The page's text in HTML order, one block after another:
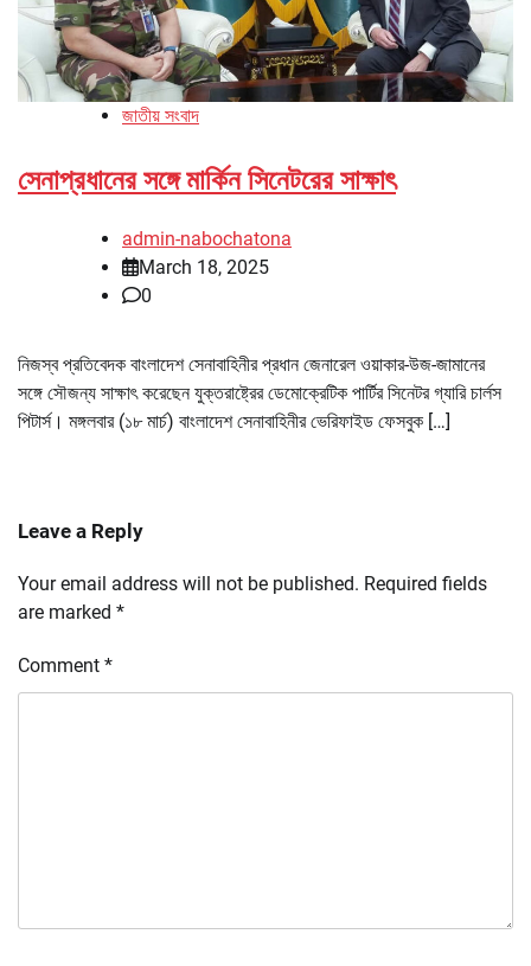
জাতীয় সংবাদ
সেনাপ্রধানের সঙ্গে মার্কিন সিনেটরের সাক্ষাৎ
admin-nabochatona
March 18, 2025
0
নিজস্ব প্রতিবেদক বাংলাদেশ সেনাবাহিনীর প্রধান জেনারেল ওয়াকার-উজ-জামানের
সঙ্গে সৌজন্য সাক্ষাৎ করেছেন যুক্তরাষ্ট্রের ডেমোক্রেটিক পার্টির সিনেটর গ্যারি চার্লস
পিটার্স। মঙ্গলবার (১৮ মার্চ) বাংলাদেশ সেনাবাহিনীর ভেরিফাইড ফেসবুক […]
Leave a Reply
Your email address will not be published. Required fields
are marked *
Comment *